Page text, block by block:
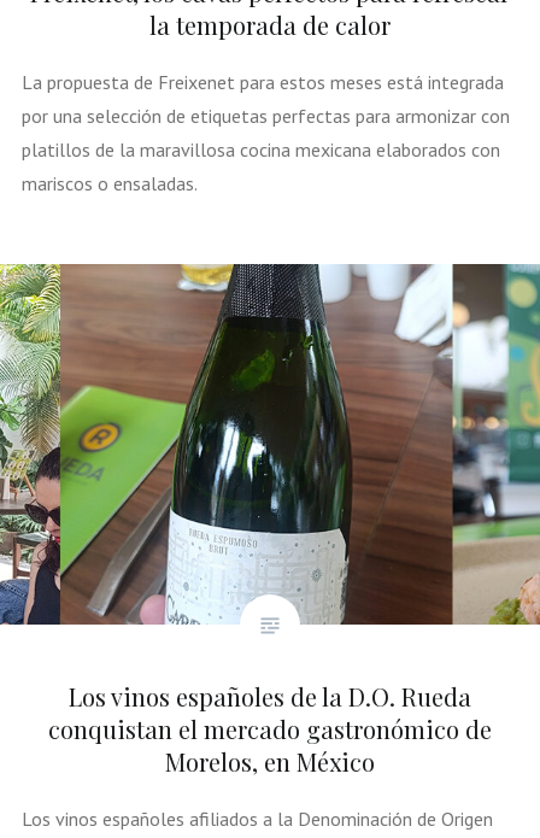
la temporada de calor
La propuesta de Freixenet para estos meses está integrada
por una selección de etiquetas perfectas para armonizar con
platillos de la maravillosa cocina mexicana elaborados con
mariscos o ensaladas.
Los vinos españoles de la D.O. Rueda
conquistan el mercado gastronómico de
Morelos, en México
Los vinos españoles afiliados a la Denominación de Origen